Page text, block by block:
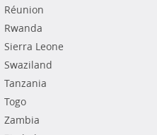
Réunion
Rwanda
Sierra Leone
Swaziland
Tanzania
Togo
Zambia